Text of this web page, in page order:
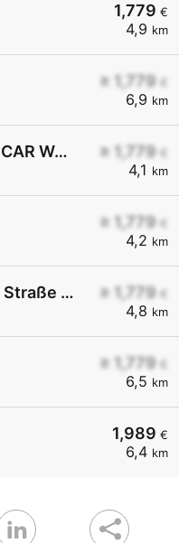
1,779 €
4,9 km
≥ 1,779 €
6,9 km
≥ 1,779 €
4,1 km
ECODROM - 24h Tanken & CAR WASH CLUB
≥ 1,779 €
4,2 km
≥ 1,779 €
4,8 km
OMV - Braunau Salzburger Straße 99
≥ 1,779 €
6,5 km
1,989 €
6,4 km